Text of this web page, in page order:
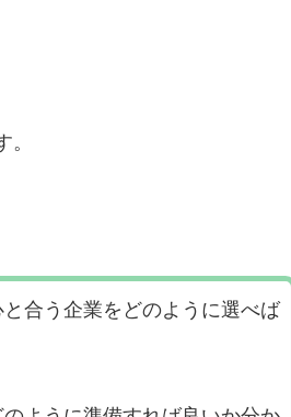
合う企業をどのように選べば